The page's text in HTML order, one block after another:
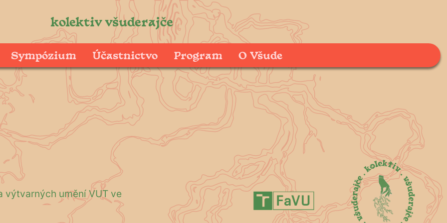
kolektiv všuderajče
Sympózium Účastnictvo Program O Všude
výtvarných umění VUT ve